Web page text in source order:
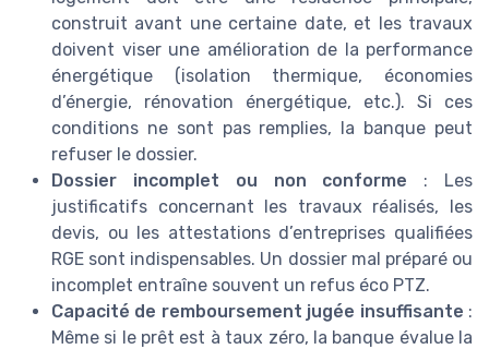
construit avant une certaine date, et les travaux
doivent viser une amélioration de la performance
énergétique (isolation thermique, économies
d’énergie, rénovation énergétique, etc.). Si ces
conditions ne sont pas remplies, la banque peut
refuser le dossier.
Dossier incomplet ou non conforme : Les
justificatifs concernant les travaux réalisés, les
devis, ou les attestations d’entreprises qualifiées
RGE sont indispensables. Un dossier mal préparé ou
incomplet entraîne souvent un refus éco PTZ.
Capacité de remboursement jugée insuffisante :
Même si le prêt est à taux zéro, la banque évalue la